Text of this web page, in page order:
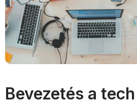
Bevezetés a